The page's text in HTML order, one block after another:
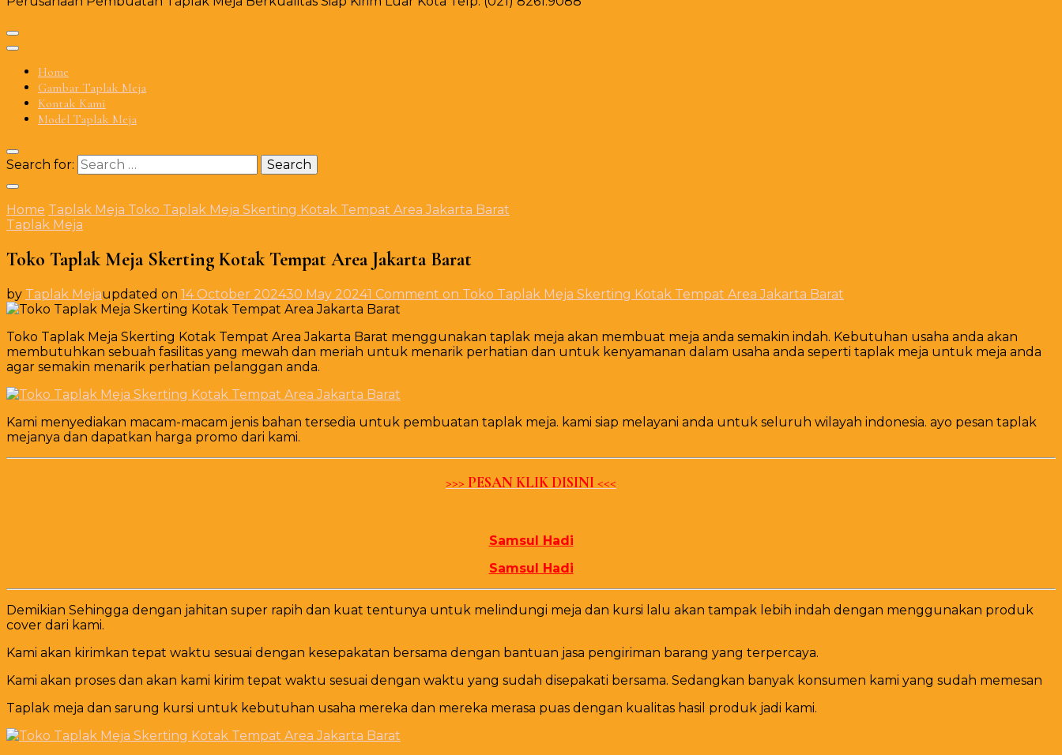
Home
Gambar Taplak Meja
Kontak Kami
Model Taplak Meja
Search for:
Home Taplak Meja Toko Taplak Meja Skerting Kotak Tempat Area Jakarta Barat
Taplak Meja
Toko Taplak Meja Skerting Kotak Tempat Area Jakarta Barat
by Taplak Mejaupdated on 14 October 202430 May 20241 Comment on Toko Taplak Meja Skerting Kotak Tempat Area Jakarta Barat
Toko Taplak Meja Skerting Kotak Tempat Area Jakarta Barat menggunakan taplak meja akan membuat meja anda semakin indah. Kebutuhan usaha anda akan
membutuhkan sebuah fasilitas yang mewah dan meriah untuk menarik perhatian dan untuk kenyamanan dalam usaha anda seperti taplak meja untuk meja anda
agar semakin menarik perhatian pelanggan anda.
Kami menyediakan macam-macam jenis bahan tersedia untuk pembuatan taplak meja. kami siap melayani anda untuk seluruh wilayah indonesia. ayo pesan taplak
mejanya dan dapatkan harga promo dari kami.
>>> PESAN KLIK DISINI <<<
Samsul Hadi
Samsul Hadi
Demikian Sehingga dengan jahitan super rapih dan kuat tentunya untuk melindungi meja dan kursi lalu akan tampak lebih indah dengan menggunakan produk
cover dari kami.
Kami akan kirimkan tepat waktu sesuai dengan kesepakatan bersama dengan bantuan jasa pengiriman barang yang terpercaya.
Kami akan proses dan akan kami kirim tepat waktu sesuai dengan waktu yang sudah disepakati bersama. Sedangkan banyak konsumen kami yang sudah memesan
Taplak meja dan sarung kursi untuk kebutuhan usaha mereka dan mereka merasa puas dengan kualitas hasil produk jadi kami.